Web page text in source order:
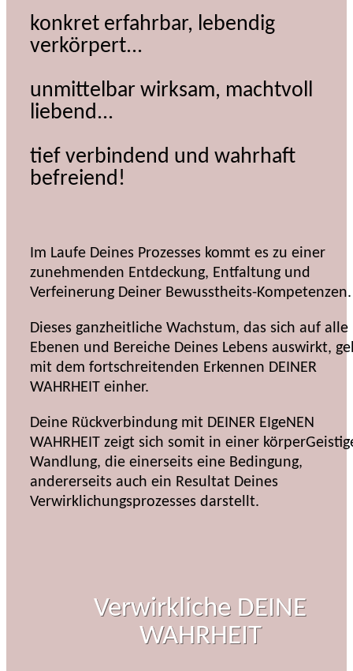
konkret erfahrbar, lebendig
verkörpert...
unmittelbar wirksam, machtvoll
liebend...
tief verbindend und wahrhaft
befreiend!
Im Laufe Deines Prozesses kommt es zu einer
zunehmenden Entdeckung, Entfaltung und
Verfeinerung Deiner Bewusstheits-Kompetenzen.
Dieses ganzheitliche Wachstum, das sich auf alle
Ebenen und Bereiche Deines Lebens auswirkt,
mit dem fortschreitenden Erkennen DEINER
WAHRHEIT einher.
Deine Rückverbindung mit DEINER EIgeNEN
WAHRHEIT zeigt sich somit in einer
Wandlung, die einerseits eine Bedingung,
andererseits auch ein Resultat Deines
Verwirklichungsprozesses darstellt.
Verwirkliche DEINE
WAHRHEIT